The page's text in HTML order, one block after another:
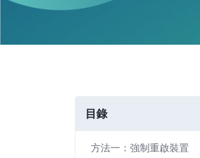
目錄
方法一：強制重啟裝置